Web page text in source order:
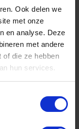
Ook delen we
met onze
en analyse. Deze
met andere
of die ze hebben
hun services.
BZ stomp
+